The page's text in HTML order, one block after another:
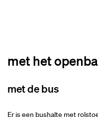
met het
met de bus
Er is een bushalte met